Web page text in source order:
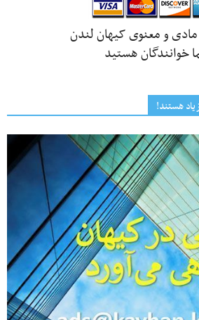
مادی و معنوی کیهان لندن
خوانندگان هستید
هستند!